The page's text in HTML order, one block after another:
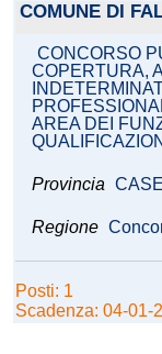
COMUNE DI
CONCORSO
COPERTURA,
AREA DEI
Provincia
Regione
Posti: 1
Scadenza: 04-01-